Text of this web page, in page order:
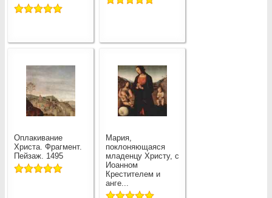
Оплакивание
Христа. Фрагмент.
Пейзаж. 1495
Мария,
поклоняющаяся
младенцу Христу, с
Иоанном
Крестителем и
анге...